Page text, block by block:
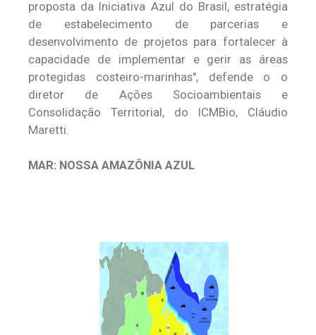
proposta da Iniciativa Azul do Brasil, estratégia
de estabelecimento de parcerias e
desenvolvimento de projetos para fortalecer à
capacidade de implementar e gerir as áreas
protegidas costeiro-marinhas", defende o o
diretor de Ações Socioambientais e
Consolidação Territorial, do ICMBio, Cláudio
Maretti.
MAR: NOSSA AMAZÔNIA AZUL